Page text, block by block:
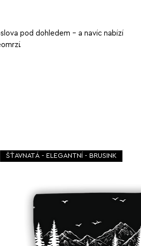
pod dohledem – a navíc nabízí
ŠŤAVNATÁ - ELEGANTNÍ - BRUSINK